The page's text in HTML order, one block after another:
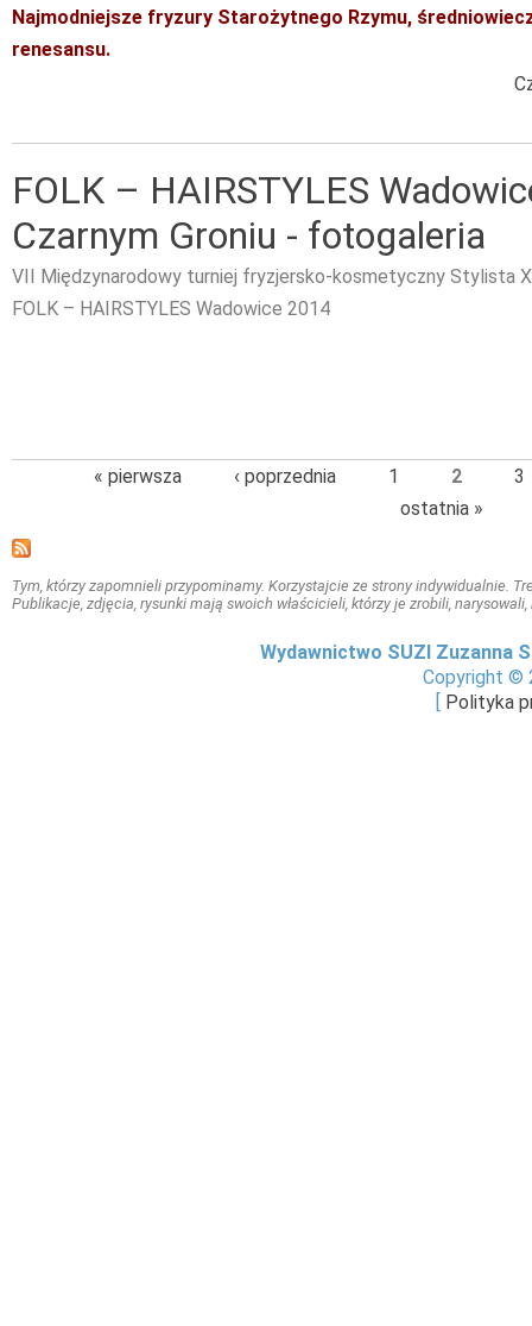
Najmodniejsze fryzury Starożytnego Rzymu,
renesansu.
FOLK – HAIRSTYLES
Czarnym Groniu - fotogaleria
VII Międzynarodowy turniej fryzjersko-kosmetyczny Stylista
FOLK – HAIRSTYLES Wadowice 2014
« pierwsza ‹ poprzednia 1 2
3
ostatnia »
Tym, którzy zapomnieli przypominamy. Korzystajcie ze strony indywidualnie.
Publikacje, zdjęcia, rysunki mają swoich właścicieli, którzy je zrobili,
Wydawnictwo SUZI Zuzanna
Copyright ©
[ Polityka